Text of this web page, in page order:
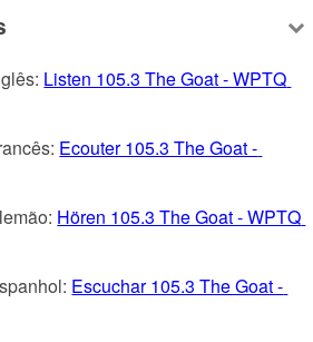
Listen 105.3 The Goat - WPTQ
Ecouter 105.3 The Goat -
Hören 105.3 The Goat - WPTQ
Escuchar 105.3 The Goat -